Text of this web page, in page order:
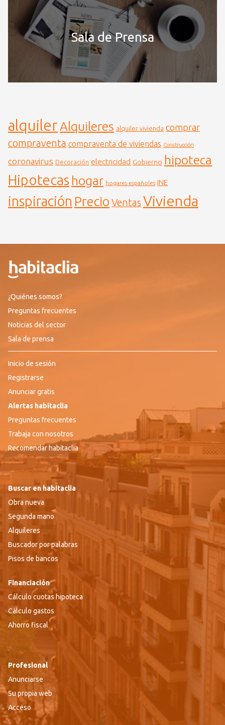
Sala de Prensa
alquilerAlquileres alquiler vivienda comprar
compraventa compraventa de viviendas Construcción
coronavirus Decoración electricidad Gobierno hipoteca
Hipotecas hogar hogares españoles INE
inspiración Precio Ventas Vivienda
¿Quiénes somos?
Preguntas frecuentes
Noticias del sector
Sala de prensa
Inicio de sesión
Registrarse
Anunciar gratis
Alertas habitaclia
Preguntas frecuentes
Trabaja con nosotros
Recomendar habitaclia
Buscar en habitaclia
Obra nueva
Segunda mano
Alquileres
Buscador por palabras
Pisos de bancos
Financiación
Cálculo cuotas hipoteca
Cálculo gastos
Ahorro fiscal
Profesional
Anunciarse
Su propia web
Acceso